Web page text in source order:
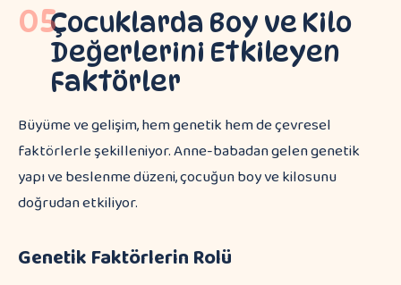
05Çocuklarda Boy ve Kilo
Değerlerini Etkileyen
Faktörler
Büyüme ve gelişim, hem genetik hem de çevresel
faktörlerle şekilleniyor. Anne-babadan gelen genetik
yapı ve beslenme düzeni, çocuğun boy ve kilosunu
doğrudan etkiliyor.
Genetik Faktörlerin Rolü